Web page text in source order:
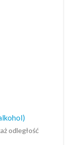
odległość